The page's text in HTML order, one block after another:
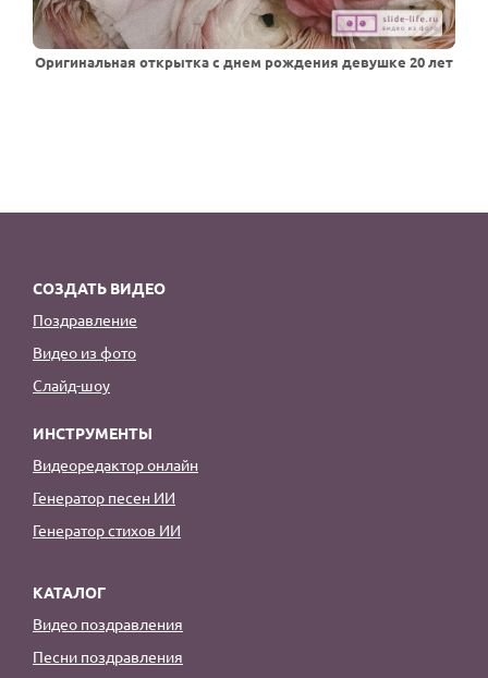
Оригинальная открытка с днем рождения девушке 20 лет
СОЗДАТЬ ВИДЕО
Поздравление
Видео из фото
Слайд-шоу
ИНСТРУМЕНТЫ
Видеоредактор онлайн
Генератор песен ИИ
Генератор стихов ИИ
КАТАЛОГ
Видео поздравления
Песни поздравления